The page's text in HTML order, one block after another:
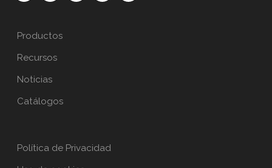
Productos
Recursos
Noticias
Catálogos
Política de Privacidad